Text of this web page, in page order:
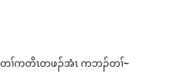
တၢ်​ကတိၤ​တဖၣ်​အံၤ က​ဘၣ်​တၢ်~